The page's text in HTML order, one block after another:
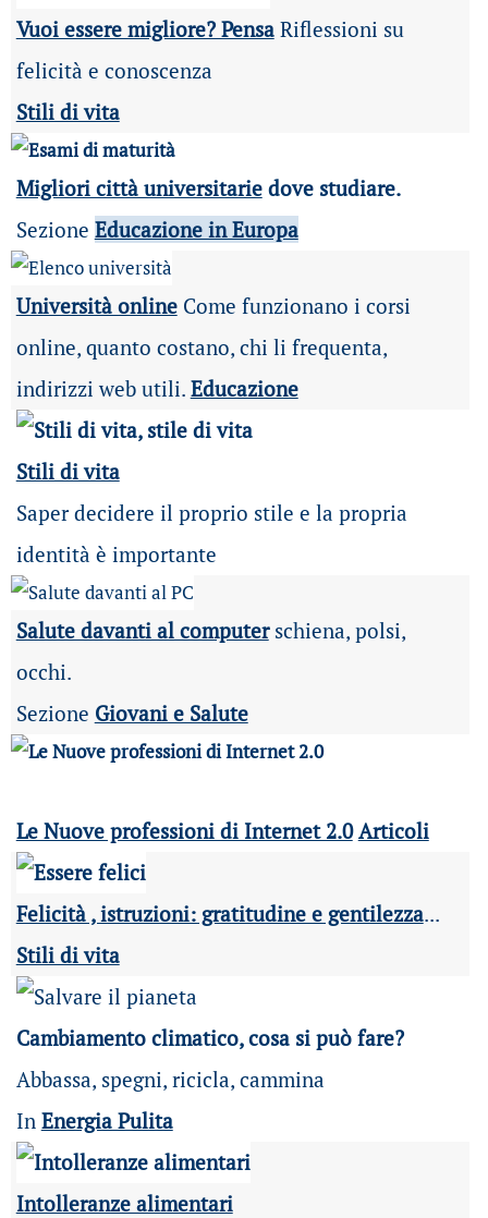
Vuoi essere migliore? PensaRiflessioni su
felicità e conoscenza
Stili di vita
Migliori città universitariedove studiare.
Sezione Educazione in Europa
Università online Come funzionano i corsi
online, quanto costano, chi li frequenta,
indirizzi web utili. Educazione
Stili di vita
Saper decidere il proprio stile e la propria
identità è importante
Salute davanti al computerschiena, polsi,
occhi.
Sezione Giovani e Salute
Le Nuove professioni di Internet 2.0 Articoli
Felicità , istruzioni: gratitudine e gentilezza...
Stili di vita
Cambiamento climatico, cosa si può fare?
Abbassa, spegni, ricicla, cammina
In Energia Pulita
Intolleranze alimentari